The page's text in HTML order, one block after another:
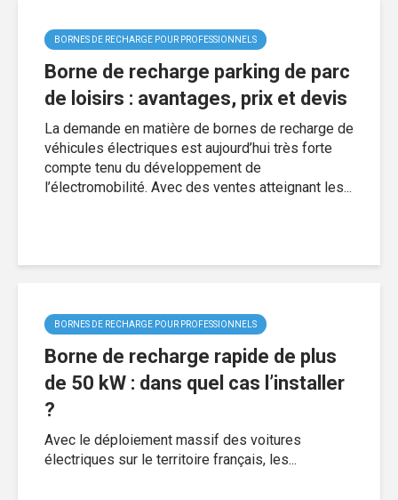
BORNES DE RECHARGE POUR PROFESSIONNELS
Borne de recharge parking de parc
de loisirs : avantages, prix et devis
La demande en matière de bornes de recharge de
véhicules électriques est aujourd’hui très forte
compte tenu du développement de
l’électromobilité. Avec des ventes atteignant les...
BORNES DE RECHARGE POUR PROFESSIONNELS
Borne de recharge rapide de plus
de 50 kW : dans quel cas l’installer
?
Avec le déploiement massif des voitures
électriques sur le territoire français, les...